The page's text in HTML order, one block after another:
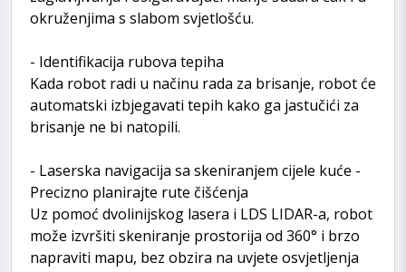
okruženjima s slabom svjetlošću.
- Identifikacija rubova tepiha
Kada robot radi u načinu rada za brisanje, robot će
automatski izbjegavati tepih kako ga jastučići za
brisanje ne bi natopili.
- Laserska navigacija sa skeniranjem cijele kuće -
Precizno planirajte rute čišćenja
Uz pomoć dvolinijskog lasera i LDS LIDAR-a, robot
može izvršiti skeniranje prostorija od 360° i brzo
napraviti mapu, bez obzira na uvjete osvjetljenja